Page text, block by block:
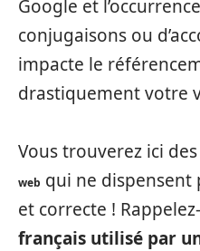
Google et
conjugaisons ou
impacte le
drastiquement votre
Vous trouverez ici des
web qui ne dispensent
et correcte !
français utilisé par